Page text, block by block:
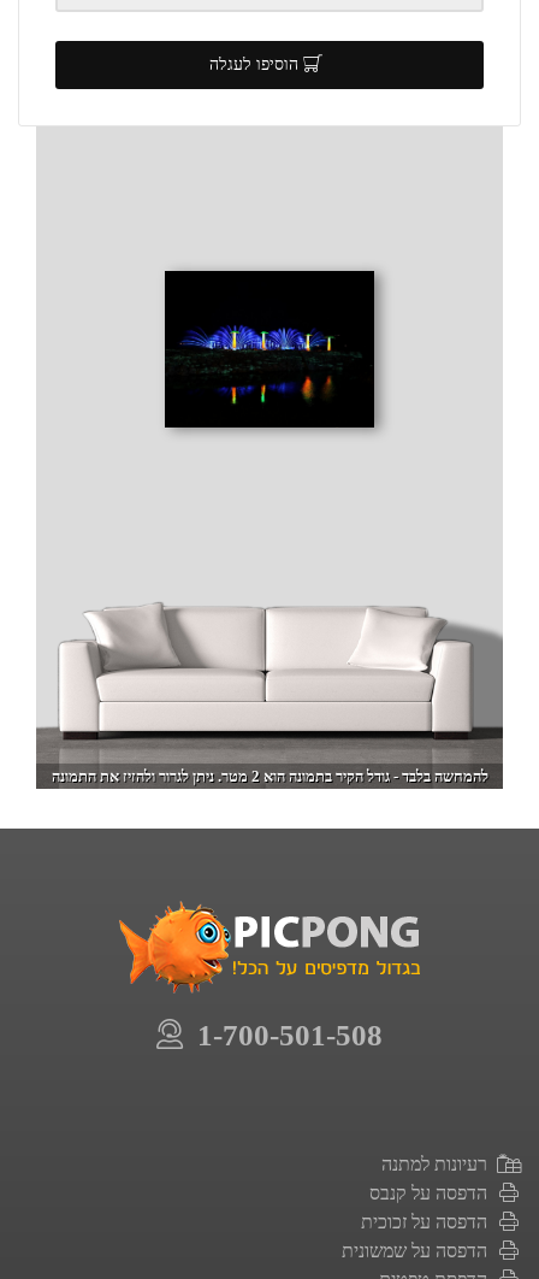
הוסיפו לעגלה
להמחשה בלבד - גודל הקיר בתמונה הוא 2 מטר. ניתן לגרור ולהזיז את התמונה
1-700-501-508
רעיונות למתנה
הדפסה על קנבס
הדפסה על זכוכית
הדפסה על שמשונית